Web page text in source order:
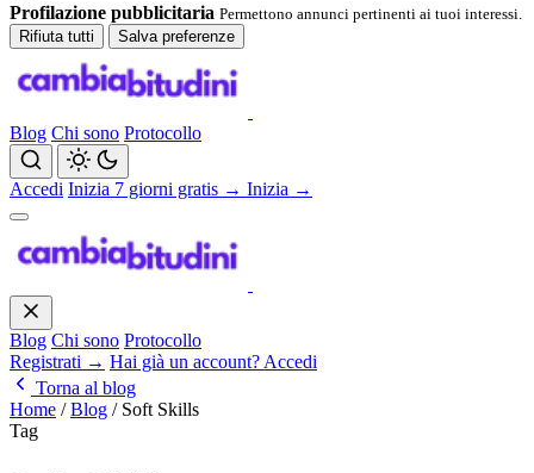
Profilazione pubblicitaria Permettono annunci pertinenti ai tuoi interessi.
Rifiuta tutti
Salva preferenze
Blog Chi sono Protocollo
Accedi Inizia 7 giorni gratis → Inizia →
Blog Chi sono Protocollo
Registrati → Hai già un account? Accedi
Torna al blog
Home / Blog / Soft Skills
Tag